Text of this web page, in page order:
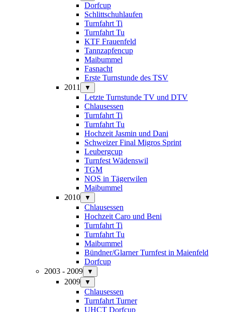
Dorfcup
Schlittschuhlaufen
Turnfahrt Ti
Turnfahrt Tu
KTF Frauenfeld
Tannzapfencup
Maibummel
Fasnacht
Erste Turnstunde des TSV
2011
▼
Letzte Turnstunde TV und DTV
Chlausessen
Turnfahrt Ti
Turnfahrt Tu
Hochzeit Jasmin und Dani
Schweizer Final Migros Sprint
Leubergcup
Turnfest Wädenswil
TGM
NOS in Tägerwilen
Maibummel
2010
▼
Chlausessen
Hochzeit Caro und Beni
Turnfahrt Ti
Turnfahrt Tu
Maibummel
Bündner/Glarner Turnfest in Maienfeld
Dorfcup
2003 - 2009
▼
2009 ▼
Chlausessen
Turnfahrt Turner
UHCT Dorfcup